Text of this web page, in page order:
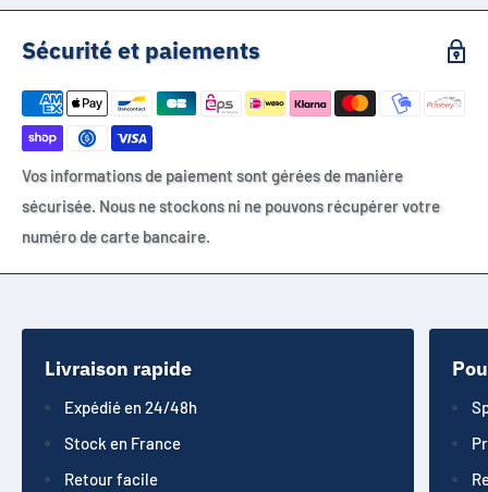
Sécurité et paiements
Vos informations de paiement sont gérées de manière
sécurisée. Nous ne stockons ni ne pouvons récupérer votre
numéro de carte bancaire.
Livraison rapide
Expédié en 24/48h
Stock en France
Retour facile